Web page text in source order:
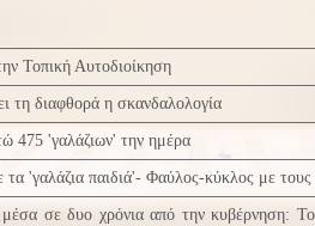
Τοπική Αυτοδιοίκηση
τη διαφθορά η σκανδαλολογία
475 'γαλάζιων' την ημέρα
τα 'γαλάζια παιδιά'- Φαύλος-κύκλος με
σε δυο χρόνια από την κυβέρνηση: